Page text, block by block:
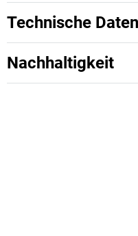
Technische Daten
Nachhaltigkeit